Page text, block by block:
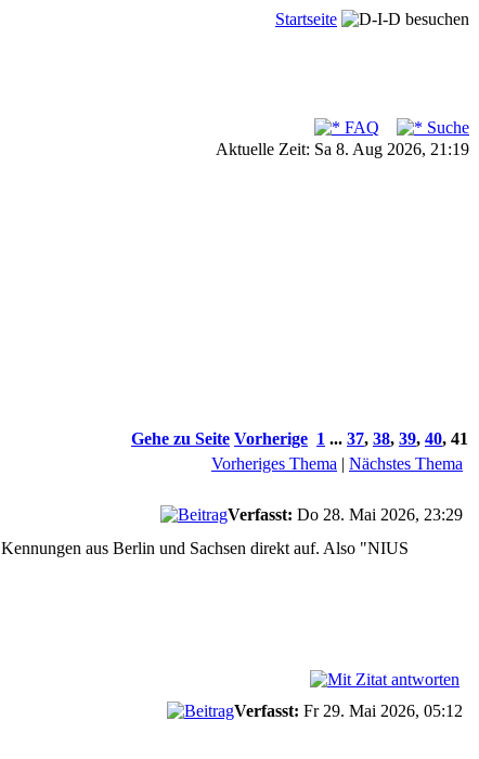
Startseite
FAQ
Suche
Aktuelle Zeit: Sa 8. Aug 2026, 21:19
Gehe zu Seite Vorherige 1 ... 37, 38, 39, 40, 41
Vorheriges Thema | Nächstes Thema
Verfasst: Do 28. Mai 2026, 23:29
aus Berlin und Sachsen direkt auf. Also "NIUS
Verfasst: Fr 29. Mai 2026, 05:12